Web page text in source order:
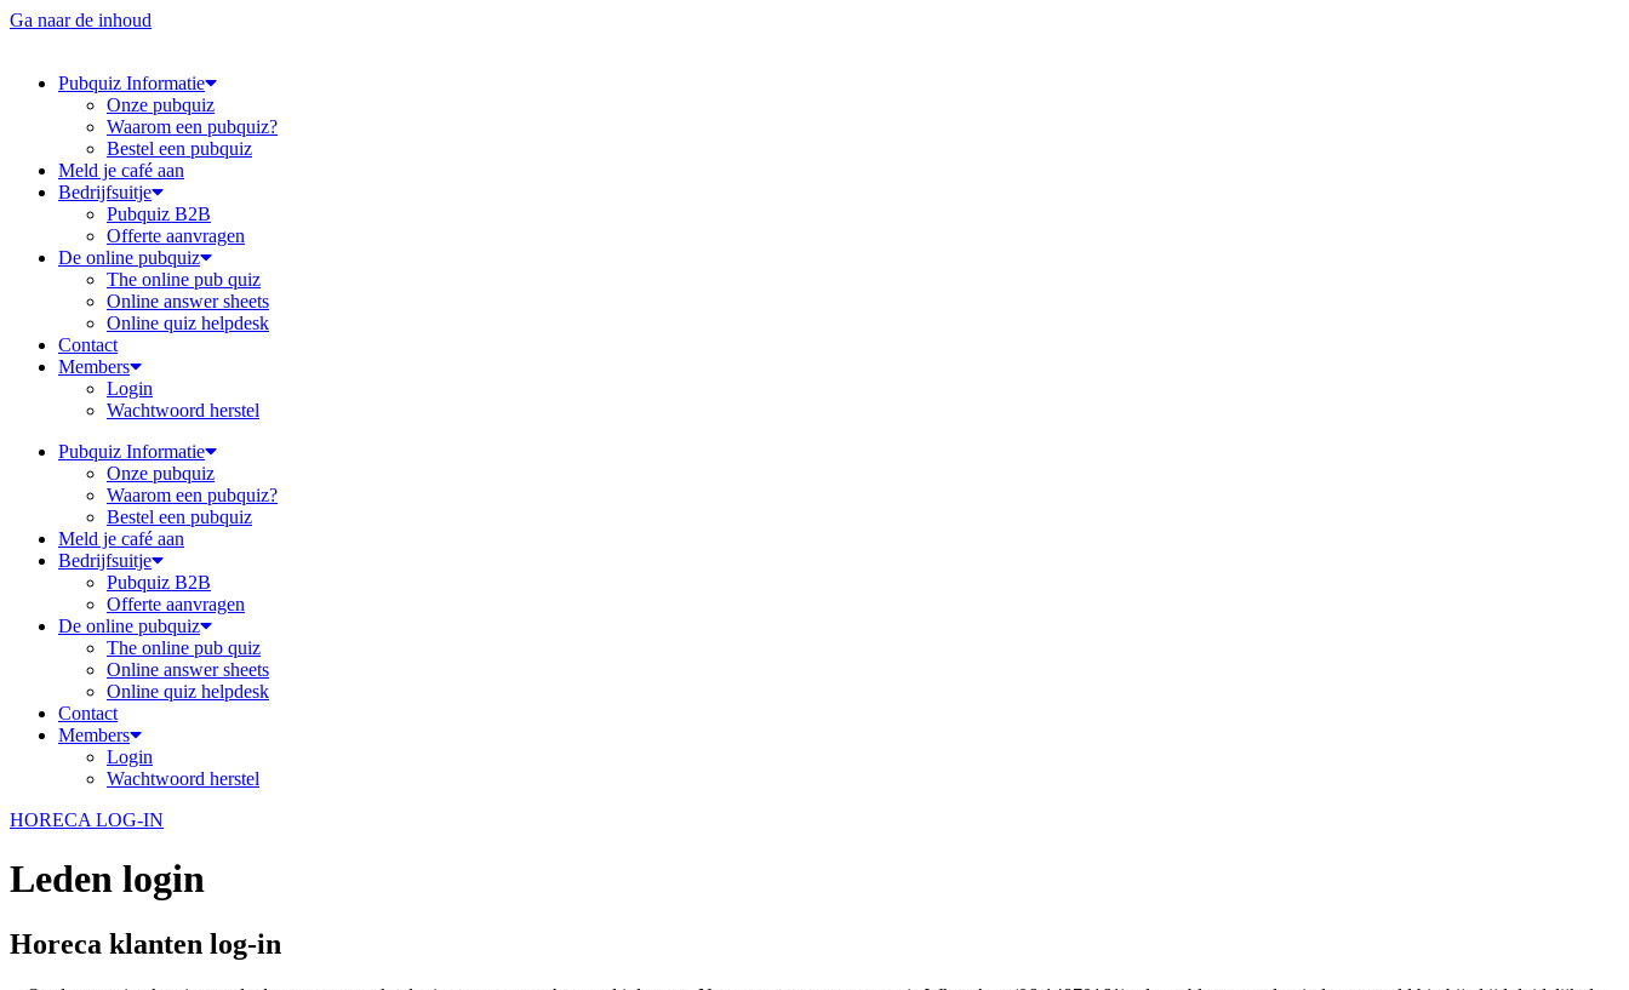
Ga naar de inhoud
Pubquiz Informatie
Onze pubquiz
Waarom een pubquiz?
Bestel een pubquiz
Meld je café aan
Bedrijfsuitje
Pubquiz B2B
Offerte aanvragen
De online pubquiz
The online pub quiz
Online answer sheets
Online quiz helpdesk
Contact
Members
Login
Wachtwoord herstel
Pubquiz Informatie
Onze pubquiz
Waarom een pubquiz?
Bestel een pubquiz
Meld je café aan
Bedrijfsuitje
Pubquiz B2B
Offerte aanvragen
De online pubquiz
The online pub quiz
Online answer sheets
Online quiz helpdesk
Contact
Members
Login
Wachtwoord herstel
HORECA LOG-IN
Leden login
Horeca klanten log-in